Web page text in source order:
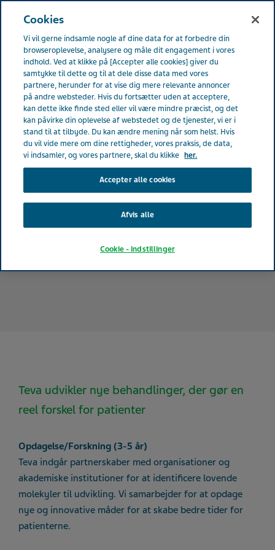
Denmark Produkter Livscyklus for et innovativt lægemiddel
Livscyklus for et innovativt
lægemiddel
Teva udvikler nye behandlinger, der gør en
reel forskel for patienter
Opdagelse/Forskning (3-5 år)
Teva indgår partnerskaber med organisationer og
akademiske institutioner for at identificere lovende
molekyler til udvikling. Vi samarbejder for at opdage
nye og innovative måder for at skabe bedre tider for
patienterne.
Cookies
Vi vil gerne indsamle nogle af dine data for at forbedre din
browseroplevelse, analysere og måle dit engagement i vores
indhold. Ved at klikke på [Accepter alle cookies] giver du
samtykke til dette og til at dele disse data med vores
partnere, herunder for at vise dig mere relevante annoncer
på andre websteder. Hvis du fortsætter uden at acceptere,
kan dette ikke finde sted eller vil være mindre præcist, og det
kan påvirke din oplevelse af webstedet og de tjenester, vi er i
stand til at tilbyde. Du kan ændre mening når som helst. Hvis
du vil vide mere om dine rettigheder, vores praksis, de data,
vi indsamler, og vores partnere, skal du klikke her.
Accepter alle cookies
Afvis alle
Cookie - indstillinger